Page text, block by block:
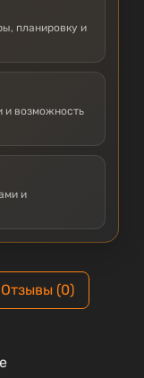
планировку и
и возможность
и
Отзывы (0)